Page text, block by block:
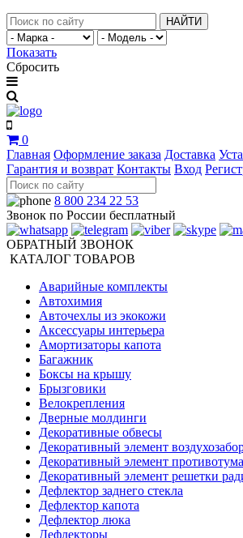
НАЙТИ
Показать
Сбросить
0
Главная Оформление заказа Доставка
Гарантия и возврат Контакты Вход
8 800 234 22 53
Звонок по России бесплатный
ОБРАТНЫЙ ЗВОНОК
КАТАЛОГ ТОВАРОВ
Аварийные комплекты
Автохимия
Авточехлы из экокожи
Аксессуары интерьера
Амортизаторы капота
Багажник
Боксы на крышу
Брызговики
Велокрепления
Дверные молдинги
Декоративные обвесы
Декоративный элемент
Декоративный элемент
Декоративный элемент решетки
Дефлектор заднего стекла
Дефлектор капота
Дефлектор люка
Дефлекторы